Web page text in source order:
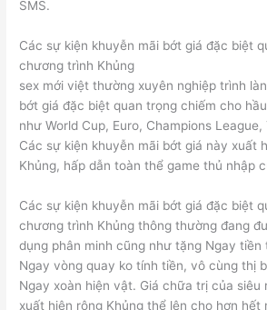
SMS.
Các sự kiện khuyễn mãi bớt giá đặc biệt
chương trình Khủng
sex mới việt thường xuyên nghiệp trình
bớt giá đặc biệt quan trọng chiếm cho
như World Cup, Euro, Champions
Các sự kiện khuyễn mãi bớt giá này xuất
Khủng, hấp dẫn toàn thể game thủ nhập
Các sự kiện khuyễn mãi bớt giá đặc biệt
chương trình Khủng thông thường đang
dụng phân minh cũng như tặng Ngay
Ngay vòng quay ko tính tiền, vô cùng thị
Ngay xoàn hiện vật. Giá chữa trị của siêu
xuất hiện rộng Khủng thể lên cho hơn hết